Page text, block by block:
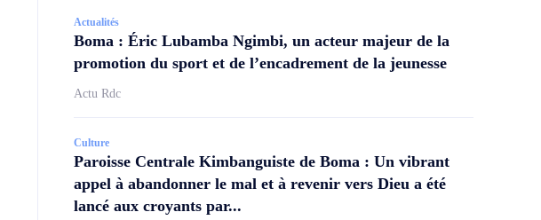
Actualités
Boma : Éric Lubamba Ngimbi, un acteur majeur de la
promotion du sport et de l’encadrement de la jeunesse
Actu Rdc
Culture
Paroisse Centrale Kimbanguiste de Boma : Un vibrant
appel à abandonner le mal et à revenir vers Dieu a été
lancé aux croyants par...